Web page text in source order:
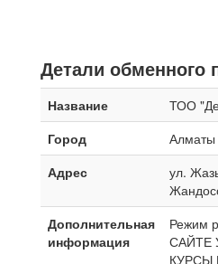
Детали обменного
Название
ТОО
Город
Алматы
Адрес
ул.
Дополнительная
информация
Режим
САЙТЕ
КУРСЫ